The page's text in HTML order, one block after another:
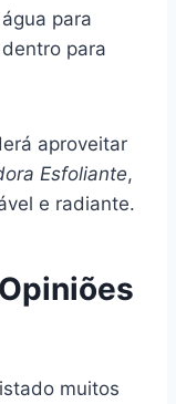
para
para
aproveitar
Esfoliante,
e radiante.
muitos